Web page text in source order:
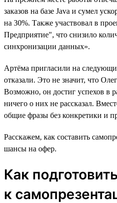
заказов на базе Java и сумел
на 30%. Также участвовал в
Предприятие", что снизило
синхронизации данных».
Артёма пригласили на
отказали. Это не значит, что
Возможно, он достиг успехов в
ничего о них не рассказал.
общие фразы без конкретики и
Расскажем, как составить
шансы на офер.
Как
к